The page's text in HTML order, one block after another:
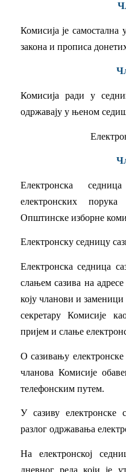
Комисија је
закона и прописа
Комисија ради у
одржавају у њеном
Електронска
електронских
Општинске изборне
Електронску седницу
Електронска седница
слањем сазива на
коју чланови и
секретару Комисије
пријем и слање
О сазивању
чланова Комисије
телефонским путем.
У сазиву електронске
разлог одржавања
На електронској
дневног реда који је